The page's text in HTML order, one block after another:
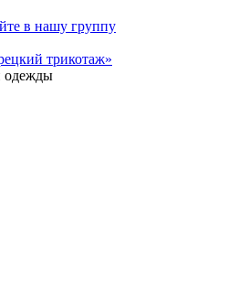
в нашу группу
одежды